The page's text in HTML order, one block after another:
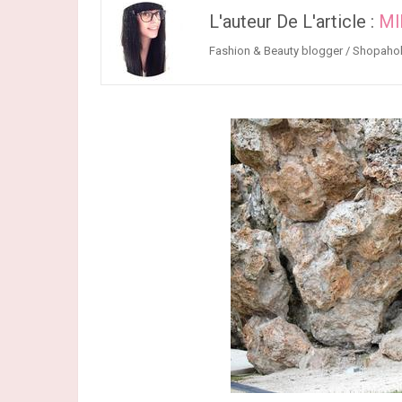
L'auteur De L'article :
Fashion & Beauty blogger /